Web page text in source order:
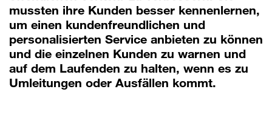
mussten ihre Kunden besser kennenlernen,
um einen kundenfreundlichen und
personalisierten Service anbieten zu können
und die einzelnen Kunden zu warnen und
auf dem Laufenden zu halten, wenn es zu
Umleitungen oder Ausfällen kommt.